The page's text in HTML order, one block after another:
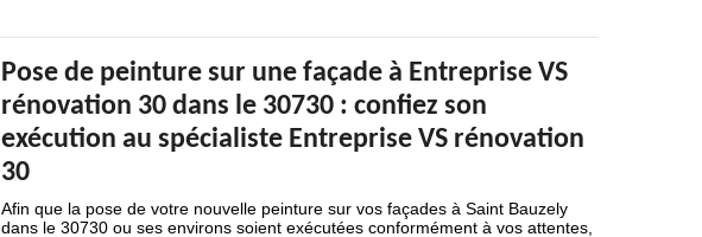
Pose de peinture sur une façade à Entreprise VS
rénovation 30 dans le 30730 : confiez son
exécution au spécialiste Entreprise VS rénovation
30
Afin que la pose de votre nouvelle peinture sur vos façades à Saint Bauzely
dans le 30730 ou ses environs soient exécutées conformément à vos attentes,